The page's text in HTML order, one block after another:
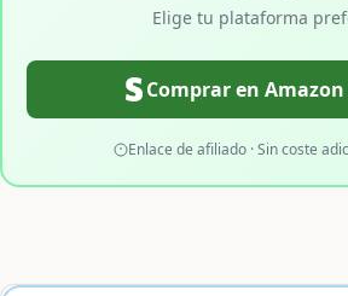
Elige tu plataforma
Comprar en Amazon
Enlace de afiliado · Sin coste